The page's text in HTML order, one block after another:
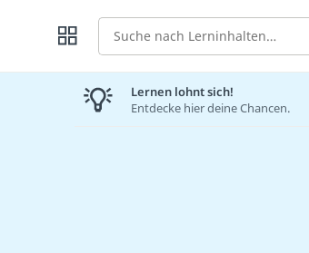
Suche
Lernen lohnt sich!
Entdecke hier deine Chancen.